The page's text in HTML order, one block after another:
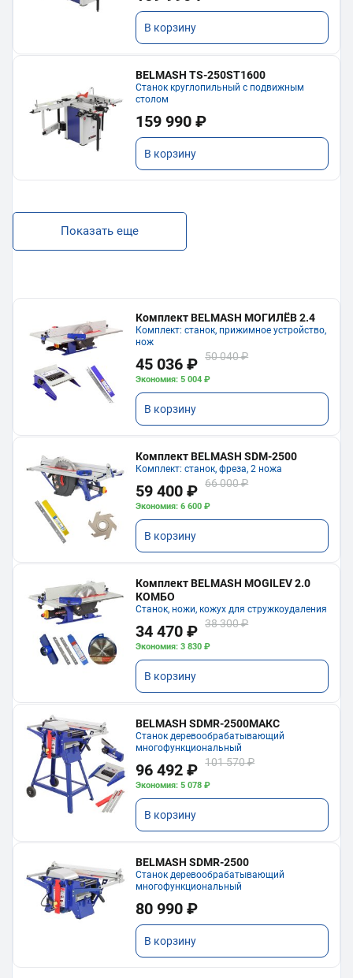
В корзину
BELMASH TS-250ST1600
Станок круглопильный с подвижным
столом
159 990 ₽
В корзину
Показать еще
Комплект BELMASH МОГИЛЁВ 2.4
Комплект: станок, прижимное устройство,
нож
45 036 ₽ 50 040 ₽
Экономия: 5 004 ₽
В корзину
Комплект BELMASH SDM-2500
Комплект: станок, фреза, 2 ножа
59 400 ₽ 66 000 ₽
Экономия: 6 600 ₽
В корзину
Комплект BELMASH MOGILEV 2.0
КОМБО
Станок, ножи, кожух для стружкоудаления
34 470 ₽ 38 300 ₽
Экономия: 3 830 ₽
В корзину
BELMASH SDMR-2500МАКС
Станок деревообрабатывающий
многофункциональный
96 492 ₽ 101 570 ₽
Экономия: 5 078 ₽
В корзину
BELMASH SDMR-2500
Станок деревообрабатывающий
многофункциональный
80 990 ₽
В корзину